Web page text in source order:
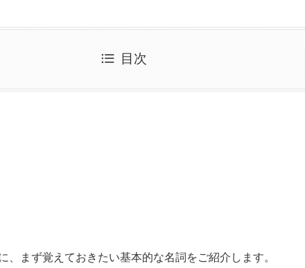
目次
、まず覚えておきたい基本的な名詞をご紹介します。